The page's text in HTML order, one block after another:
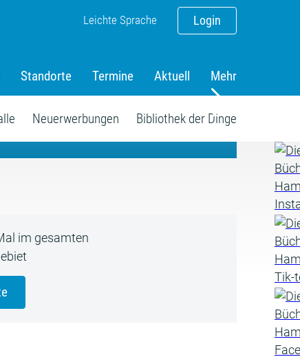
Login
Leichte Sprache
Standorte Termine Aktuell Mehr
Neuerwerbungen Bibliothek der Dinge
im gesamten